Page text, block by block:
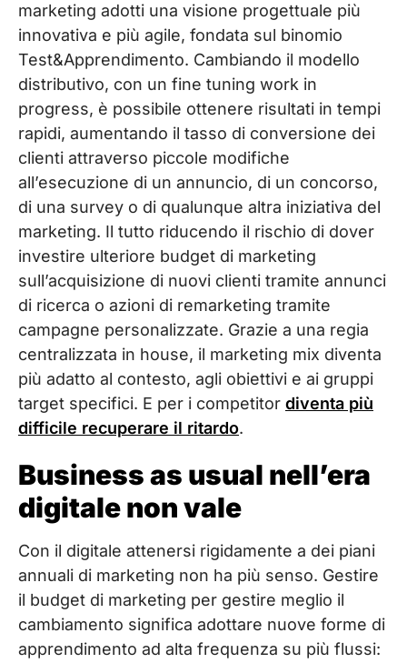
marketing adotti una visione progettuale più
innovativa e più agile, fondata sul binomio
Test&Apprendimento. Cambiando il modello
distributivo, con un fine tuning work in
progress, è possibile ottenere risultati in tempi
rapidi, aumentando il tasso di conversione dei
clienti attraverso piccole modifiche
all’esecuzione di un annuncio, di un concorso,
di una survey o di qualunque altra iniziativa del
marketing. Il tutto riducendo il rischio di dover
investire ulteriore budget di marketing
sull’acquisizione di nuovi clienti tramite annunci
di ricerca o azioni di remarketing tramite
campagne personalizzate. Grazie a una regia
centralizzata in house, il marketing mix diventa
più adatto al contesto, agli obiettivi e ai gruppi
target specifici. E per i competitor diventa più
difficile recuperare il ritardo.
Business as usual nell’era
digitale non vale
Con il digitale attenersi rigidamente a dei piani
annuali di marketing non ha più senso. Gestire
il budget di marketing per gestire meglio il
cambiamento significa adottare nuove forme di
apprendimento ad alta frequenza su più flussi: